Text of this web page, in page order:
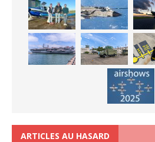
ARTICLES AU HASARD